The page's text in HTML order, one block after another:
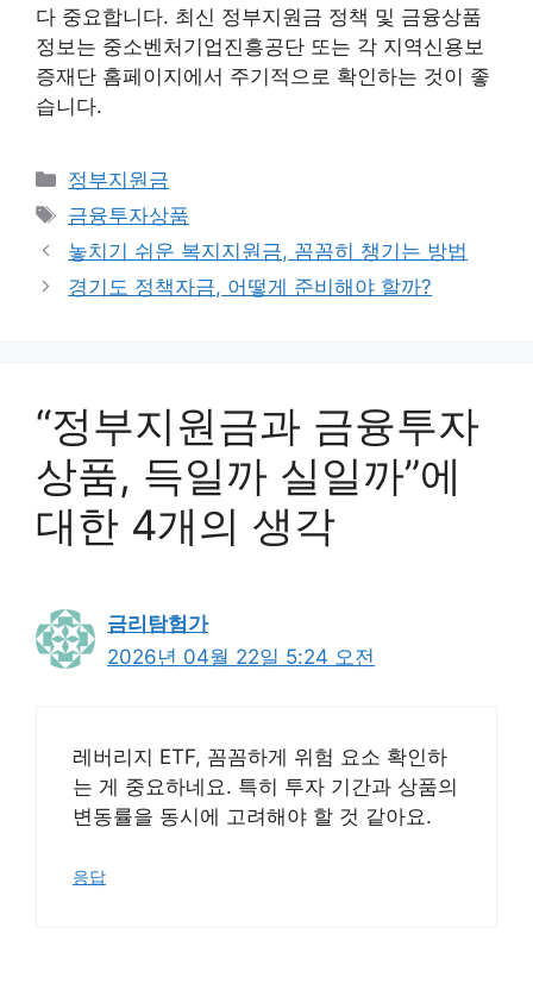
다 중요합니다. 최신 정부지원금 정책 및 금융상품
정보는 중소벤처기업진흥공단 또는 각 지역신용보
증재단 홈페이지에서 주기적으로 확인하는 것이 좋
습니다.
카
테
리
정부지원금
태
그
금융투자상품
놓치기 쉬운 복지지원금, 꼼꼼히 챙기는 방법
경기도 정책자금, 어떻게 준비해야 할까?
“정부지원금과 금융투자
상품, 득일까 실일까”에
대한 4개의 생각
금리탐험가
2026년 04월 22일 5:24 오전
레버리지 ETF, 꼼꼼하게 위험 요소 확인하
는 게 중요하네요. 특히 투자 기간과 상품의
변동률을 동시에 고려해야 할 것 같아요.
응답